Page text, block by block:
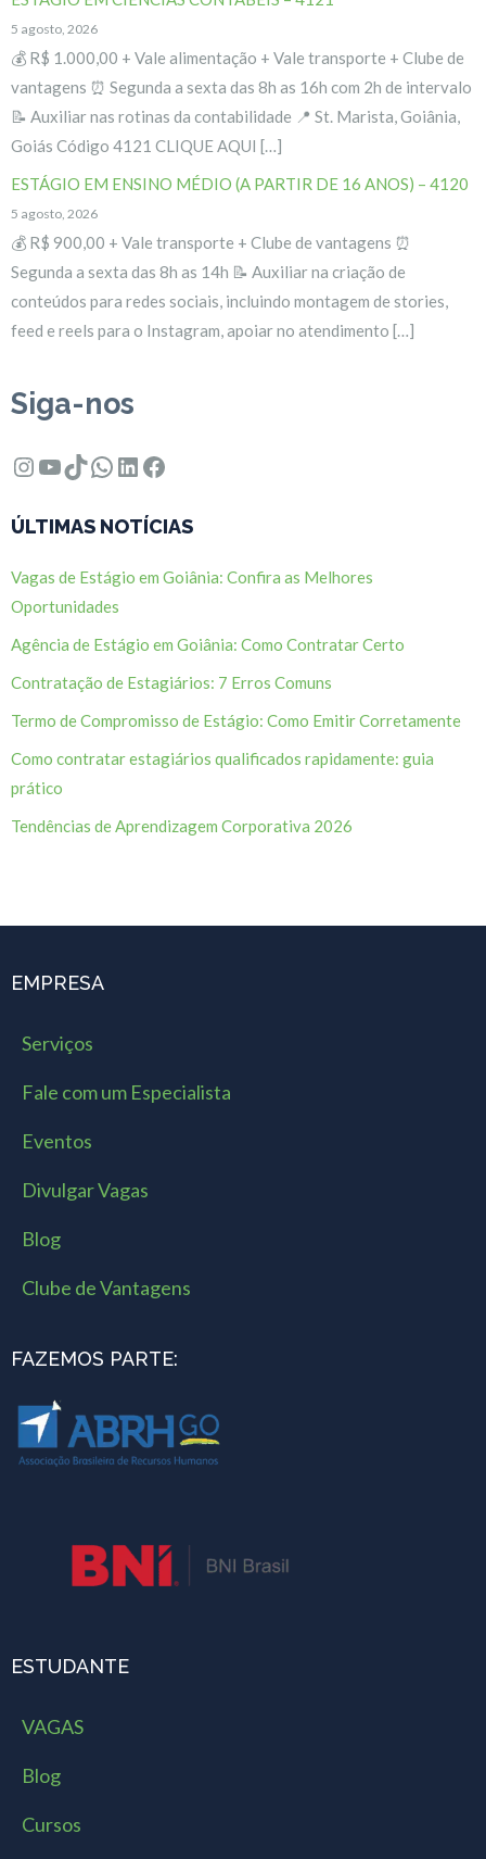
5 agosto, 2026
💰 R$ 1.000,00 + Vale alimentação + Vale transporte + Clube de
vantagens ⏰ Segunda a sexta das 8h as 16h com 2h de intervalo
📝 Auxiliar nas rotinas da contabilidade 📍 St. Marista, Goiânia,
Goiás Código 4121 CLIQUE AQUI […]
ESTÁGIO EM ENSINO MÉDIO (A PARTIR DE 16 ANOS) – 4120
5 agosto, 2026
💰 R$ 900,00 + Vale transporte + Clube de vantagens ⏰
Segunda a sexta das 8h as 14h 📝 Auxiliar na criação de
conteúdos para redes sociais, incluindo montagem de stories,
feed e reels para o Instagram, apoiar no atendimento […]
Siga-nos
Instagram
Youtube
TikTok
WhatsApp
LinkedIn
Facebook
ÚLTIMAS NOTÍCIAS
Vagas de Estágio em Goiânia: Confira as Melhores
Oportunidades
Agência de Estágio em Goiânia: Como Contratar Certo
Contratação de Estagiários: 7 Erros Comuns
Termo de Compromisso de Estágio: Como Emitir Corretamente
Como contratar estagiários qualificados rapidamente: guia
prático
Tendências de Aprendizagem Corporativa 2026
EMPRESA
Serviços
Fale com um Especialista
Eventos
Divulgar Vagas
Blog
Clube de Vantagens
FAZEMOS PARTE:
ESTUDANTE
VAGAS
Blog
Cursos